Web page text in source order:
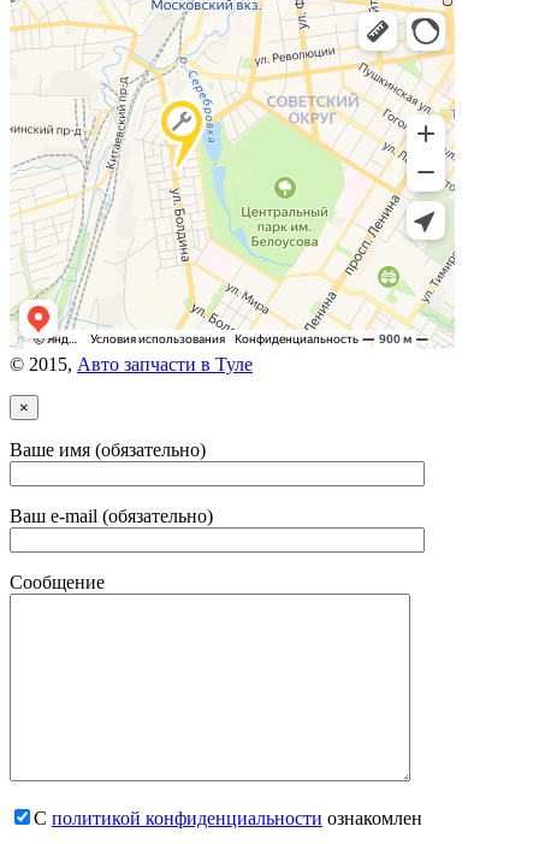
© 2015, Авто запчасти в Туле
×
Ваше имя (обязательно)
Ваш e-mail (обязательно)
Сообщение
С политикой конфиденциальности ознакомлен